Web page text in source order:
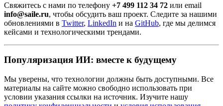
Свяжитесь с нами по телефону +7 499 112 34 72 или email
info@saile.ru, чтобы обсудить ваш проект. Следите за нашими
обновлениями в Twitter, LinkedIn и на GitHub, где мы делимся
кейсами и технологическими трендами.
Популяризация ИИ: вместе к будущему
Мы уверены, что технологии должны быть доступными. Все
материалы на сайте можно свободно использовать при
условии указания ссылки на источник. Изучите нашу